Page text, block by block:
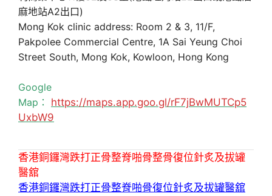
麻地站A2出口)
Mong Kok clinic address: Room 2 & 3, 11/F,
Pakpolee Commercial Centre, 1A Sai Yeung Choi
Street South, Mong Kok, Kowloon, Hong Kong
Google
Map： https://maps.app.goo.gl/rF7jBwMUTCp5
UxbW9
香港銅鑼灣跌打正骨整脊啪骨整骨復位針炙及拔罐
醫舘
香港銅鑼灣跌打正骨整脊啪骨復位針炙及拔罐醫舘